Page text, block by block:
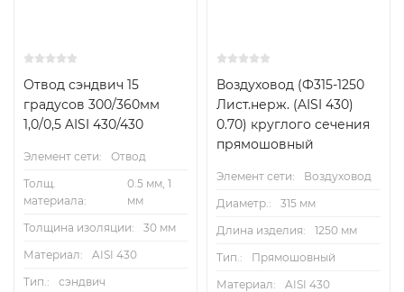
Отвод сэндвич 15
градусов 300/360мм
1,0/0,5 AISI 430/430
Элемент сети:
Отвод
Толщ.
материала:
0.5 мм, 1
мм
Толщина изоляции:
30 мм
Материал:
AISI 430
Тип.:
сэндвич
Воздуховод (Ф315-1250
Лист.нерж. (AISI 430)
0.70) круглого сечения
прямошовный
Элемент сети:
Воздуховод
Диаметр.:
315 мм
Длина изделия:
1250 мм
Тип.:
Прямошовный
Материал:
AISI 430